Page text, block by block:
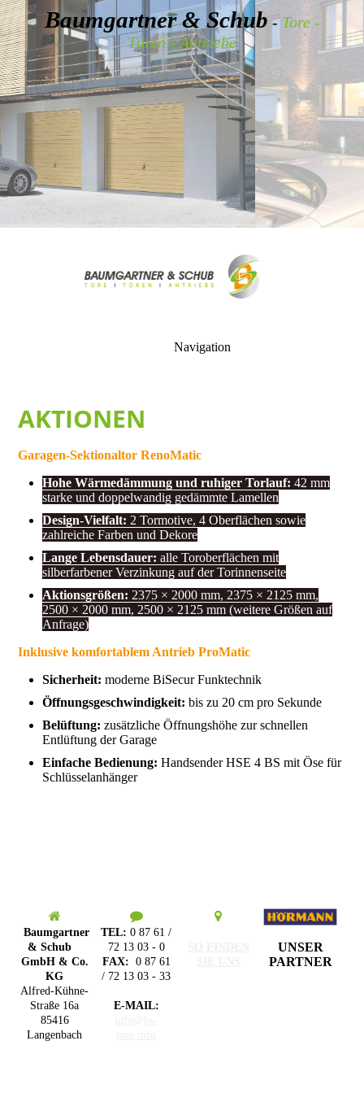
Baumgartner & Schub -Tore -
Türen - Antriebe
Navigation
AKTIONEN
Garagen-Sektionaltor RenoMatic
Hohe Wärmedämmung und ruhiger Torlauf:42 mm
starke und doppelwandig gedämmte Lamellen
Design-Vielfalt: 2 Tormotive, 4 Oberflächen sowie
zahlreiche Farben und Dekore
Lange Lebensdauer: alle Toroberflächen mit
silberfarbener Verzinkung auf der Torinnenseite
Aktionsgrößen: 2375 × 2000 mm, 2375 × 2125 mm,
2500 × 2000 mm, 2500 × 2125 mm (weitere Größen auf
Anfrage)
Inklusive komfortablem Antrieb ProMatic
Sicherheit: moderne BiSecur Funktechnik
Öffnungsgeschwindigkeit: bis zu 20 cm pro Sekunde
Belüftung: zusätzliche Öffnungshöhe zur schnellen
Entlüftung der Garage
Einfache Bedienung: Handsender HSE 4 BS mit Öse für
Schlüsselanhänger
Baumgartner
& Schub
GmbH & Co.
KG
Alfred-Kühne-
Straße 16a
85416
Langenbach
TEL:0 87 61 /
72 13 03 - 0
FAX: 0 87 61
/ 72 13 03 - 33
E-MAIL:
UNSER
PARTNER